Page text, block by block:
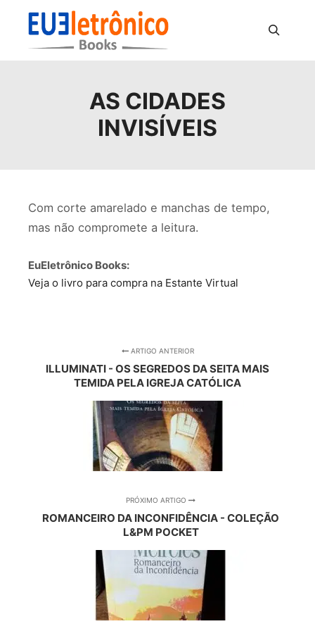
AS CIDADES
INVISÍVEIS
Com corte amarelado e manchas de tempo,
mas não compromete a leitura.
EuEletrônico Books:
Veja o livro para compra na Estante Virtual
ARTIGO ANTERIOR
ILLUMINATI - OS SEGREDOS DA SEITA MAIS
TEMIDA PELA IGREJA CATÓLICA
PRÓXIMO ARTIGO
ROMANCEIRO DA INCONFIDÊNCIA - COLEÇÃO
L&PM POCKET